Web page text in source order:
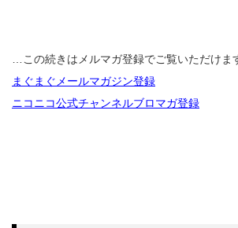
…この続きはメルマガ登録でご覧いただけま
まぐまぐメールマガジン登録
ニコニコ公式チャンネルブロマガ登録